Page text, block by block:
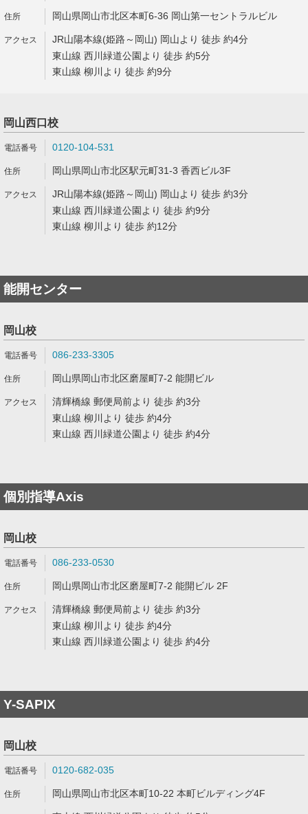
岡山県岡山市北区本町6-36 岡山第一セントラルビル
JR山陽本線(姫路～岡山) 岡山より 徒歩 約4分
東山線 西川緑道公園より 徒歩 約5分
東山線 柳川より 徒歩 約9分
岡山西口校
0120-104-531
岡山県岡山市北区駅元町31-3 香西ビル3F
JR山陽本線(姫路～岡山) 岡山より 徒歩 約3分
東山線 西川緑道公園より 徒歩 約9分
東山線 柳川より 徒歩 約12分
能開センター
岡山校
086-233-3305
岡山県岡山市北区磨屋町7-2 能開ビル
清輝橋線 郵便局前より 徒歩 約3分
東山線 柳川より 徒歩 約4分
東山線 西川緑道公園より 徒歩 約4分
個別指導Axis
岡山校
086-233-0530
岡山県岡山市北区磨屋町7-2 能開ビル 2F
清輝橋線 郵便局前より 徒歩 約3分
東山線 柳川より 徒歩 約4分
東山線 西川緑道公園より 徒歩 約4分
Y-SAPIX
岡山校
0120-682-035
岡山県岡山市北区本町10-22 本町ビルディング4F